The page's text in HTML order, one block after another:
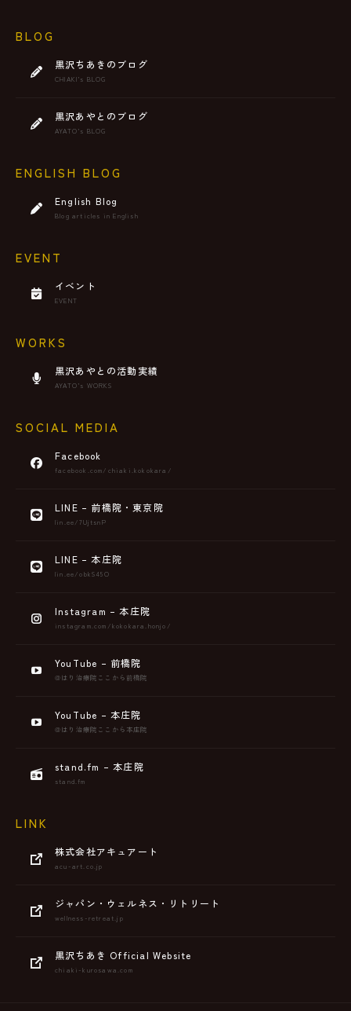
BLOG
黒沢ちあきのブログ
CHIAKI’s BLOG
黒沢あやとのブログ
AYATO’s BLOG
ENGLISH BLOG
English Blog
Blog articles in English
EVENT
イベント
EVENT
WORKS
黒沢あやとの活動実績
AYATO’s WORKS
SOCIAL MEDIA
Facebook
facebook.com/chiaki.kokokara/
LINE – 前橋院・東京院
lin.ee/7UjtsnP
LINE – 本庄院
lin.ee/obkS45O
Instagram – 本庄院
instagram.com/kokokara.honjo/
YouTube – 前橋院
@はり治療院ここから前橋院
YouTube – 本庄院
@はり治療院ここから本庄院
stand.fm – 本庄院
stand.fm
LINK
株式会社アキュアート
acu-art.co.jp
ジャパン・ウェルネス・リトリート
wellness-retreat.jp
黒沢ちあき Official Website
chiaki-kurosawa.com